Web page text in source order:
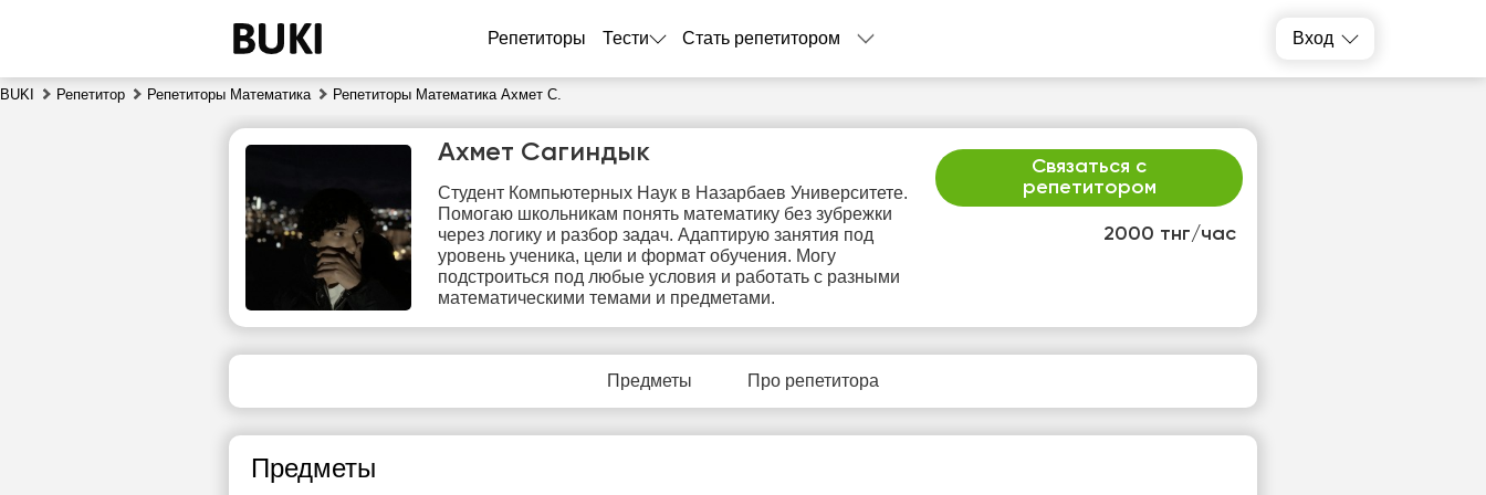
Репетиторы Тести Стать репетитором Вход
BUKI Репетитор Репетиторы Математика Репетиторы Математика Ахмет С.
2000 тнг/час
Связаться с
репетитором
Ахмет Сагиндык
Студент Компьютерных Наук в Назарбаев Университете.
Помогаю школьникам понять математику без зубрежки
через логику и разбор задач. Адаптирую занятия под
уровень ученика, цели и формат обучения. Могу
подстроиться под любые условия и работать с разными
математическими темами и предметами.
Предметы Про репетитора
Предметы
сб
8
вс
9
пн
10
вт
11
12
13
14
18:30
19:00
15:30
Нет
свободных
Нет
свободных
Нет
свободных
свободных
свободных